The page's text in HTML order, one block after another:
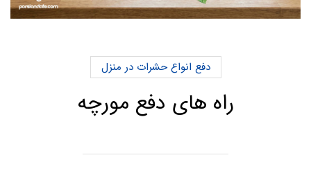
دفع انواع حشرات در منزل
راه های دفع مورچه